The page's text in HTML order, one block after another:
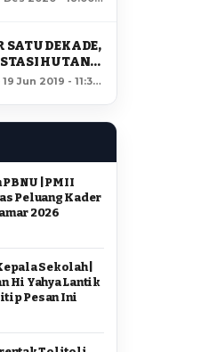
SATU DEKADE,
HUTAN
MENCAPAI
Jun 2019 - 11:34
PBNU | PMII
Peluang Kader
2026
Sekolah |
Hi Yahya Lantik
Pesan Ini